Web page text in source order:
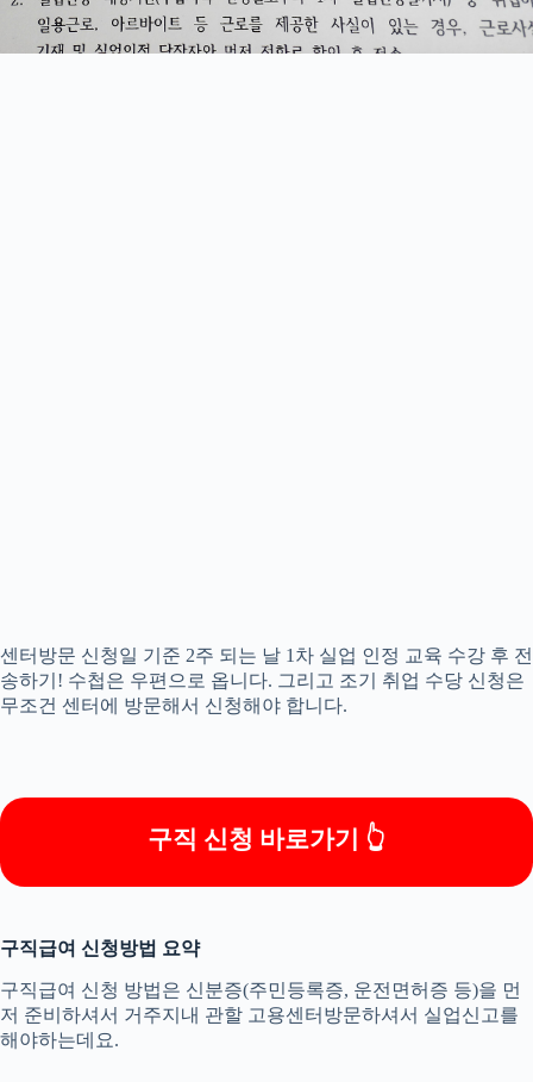
센터방문 신청일 기준 2주 되는 날 1차 실업 인정 교육 수강 후 전
송하기! 수첩은 우편으로 옵니다. 그리고 조기 취업 수당 신청은
무조건 센터에 방문해서 신청해야 합니다.
구직 신청 바로가기 👆
구직급여 신청방법 요약
구직급여 신청 방법은 신분증(주민등록증, 운전면허증 등)을 먼
저 준비하셔서 거주지내 관할 고용센터방문하셔서 실업신고를
해야하는데요.